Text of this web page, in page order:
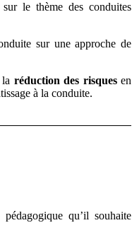
sur le thème des conduites
sur une approche de
réduction des risquesen
à la conduite.
qu’il souhaite